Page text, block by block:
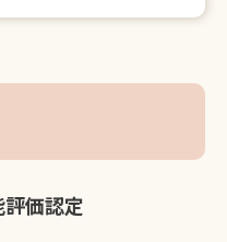
価認定